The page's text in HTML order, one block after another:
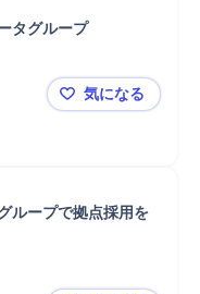
タグループ
【富山拠点
気になる
ループで拠点採用を